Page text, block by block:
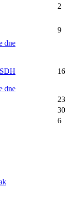
2
dne
9
dne
16
23
30
6